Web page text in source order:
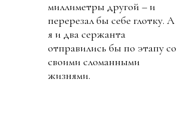
миллиметры другой – и
перерезал бы себе глотку. А
я и два сержанта
отправились бы по этапу со
своими сломанными
жизнями.